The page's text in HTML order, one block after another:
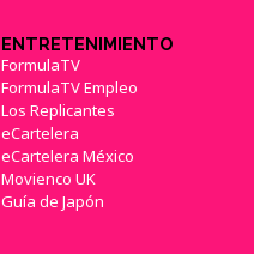
ENTRETENIMIENTO
FormulaTV
FormulaTV Empleo
Los Replicantes
eCartelera
eCartelera México
Movienco UK
Guía de Japón